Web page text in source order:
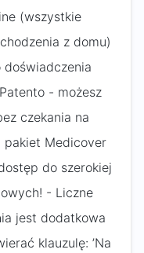
(wszystkie
z domu)
- możesz
czekania na
pakiet Medicover
do szerokiej
- Liczne
jest dodatkowa
klauzulę: ’Na